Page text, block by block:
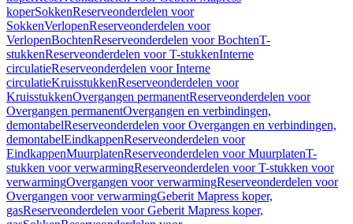
koperSokkenReserveonderdelen voor
SokkenVerlopenReserveonderdelen voor
VerlopenBochtenReserveonderdelen voor BochtenT-
stukkenReserveonderdelen voor T-stukkenInterne
circulatieReserveonderdelen voor Interne
circulatieKruisstukkenReserveonderdelen voor
KruisstukkenOvergangen permanentReserveonderdelen voor
Overgangen permanentOvergangen en verbindingen,
demontabelReserveonderdelen voor Overgangen en verbindingen,
demontabelEindkappenReserveonderdelen voor
EindkappenMuurplatenReserveonderdelen voor MuurplatenT-
stukken voor verwarmingReserveonderdelen voor T-stukken voor
verwarmingOvergangen voor verwarmingReserveonderdelen voor
Overgangen voor verwarmingGeberit Mapress koper,
gasReserveonderdelen voor Geberit Mapress koper,